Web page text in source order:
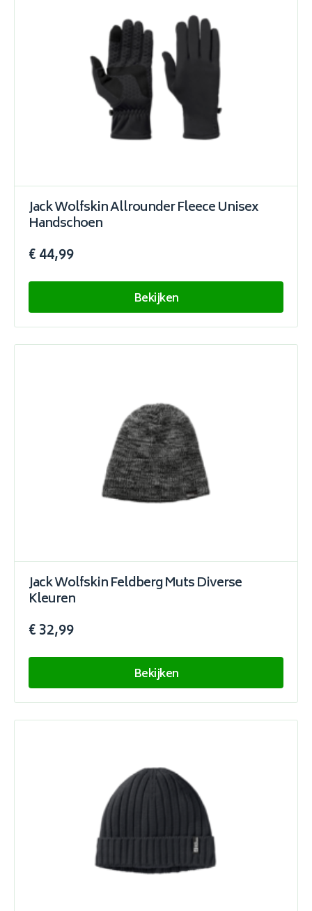
Jack Wolfskin Allrounder Fleece Unisex
Handschoen
€ 44,99
Bekijken
Jack Wolfskin Feldberg Muts Diverse
Kleuren
€ 32,99
Bekijken